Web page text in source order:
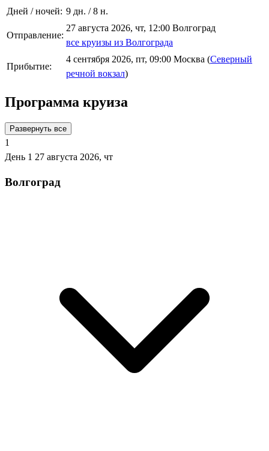
Дней / ночей: 9 дн. / 8 н.
Отправление:
27 августа 2026, чт, 12:00 Волгоград
все круизы из Волгограда
Прибытие:
4 сентября 2026, пт, 09:00 Москва (Северный
речной вокзал)
Программа круиза
Развернуть все
1
День 1 27 августа 2026, чт
Волгоград